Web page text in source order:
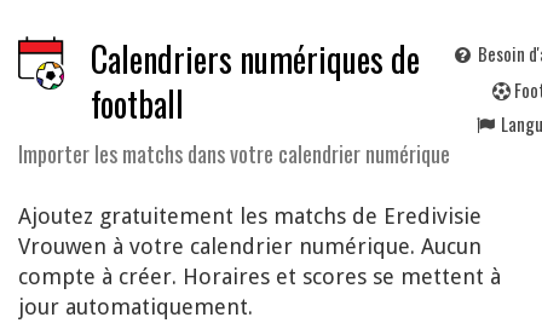
Calendriers numériques de
football
Importer les matchs dans votre calendrier numérique
Besoin
F
Ajoutez gratuitement les matchs de Eredivisie
Vrouwen à votre calendrier numérique. Aucun
compte à créer. Horaires et scores se mettent à
jour automatiquement.